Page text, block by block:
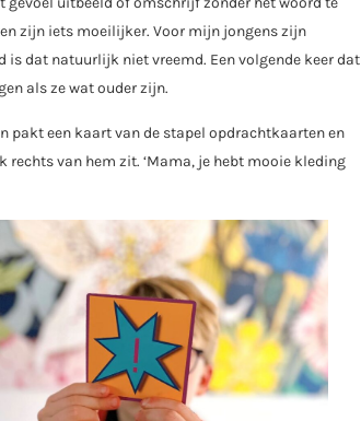
zijn iets moeilijker. Voor mijn jongens zijn
is dat natuurlijk niet vreemd. Een volgende keer dat
als ze wat ouder zijn.
pakt een kaart van de stapel opdrachtkaarten en
rechts van hem zit. ‘Mama, je hebt mooie kleding